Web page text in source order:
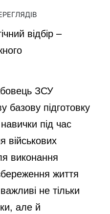
y
V
i
d
e
o
відбір –
ЗСУ
базову підготовку
під час
військових
виконання
життя
не тільки
але й